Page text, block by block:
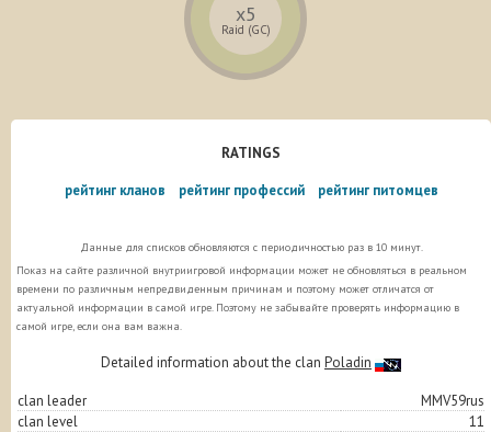
x5
Raid (GC)
RATINGS
рейтинг кланов
рейтинг профессий рейтинг питомцев
Данные для списков обновляются с периодичностью раз в 10 минут.
Показ на сайте различной внутриигровой информации может не обновляться в реальном
времени по различным непредвиденным причинам и поэтому может отличатся от
актуальной информации в самой игре. Поэтому не забывайте проверять информацию в
самой игре, если она вам важна.
Detailed information about the clan Poladin
clan leader
MMV59rus
clan level
11